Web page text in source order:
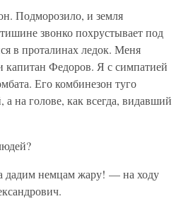
Подморозило, и земля
звонко похрустывает под
в проталинах ледок. Меня
капитан Федоров. Я с симпатией
Его комбинезон туго
а на голове, как всегда, видавший
дадим немцам жару! — на ходу